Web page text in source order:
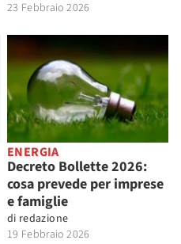
23 Febbraio 2026
ENERGIA
Decreto Bollette 2026:
cosa prevede per imprese
e famiglie
di redazione
19 Febbraio 2026